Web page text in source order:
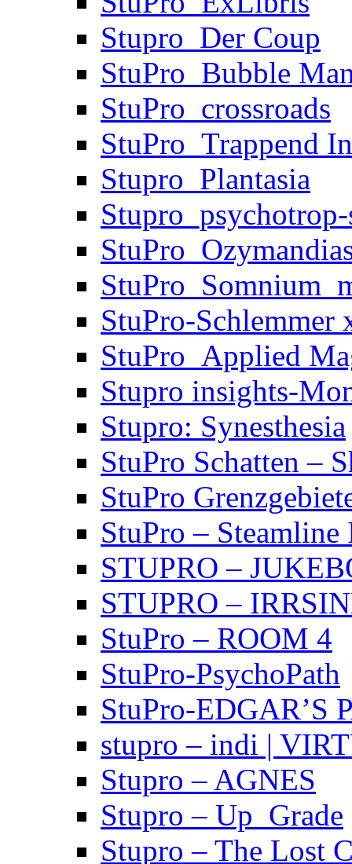
Stupro_Der Coup
StuPro_Bubble
StuPro_crossroads
StuPro_Trappend
Stupro_Plantasia
StuPro-Schlemmer
StuPro_Applied
Stupro insights-
Stupro: Synesthesia
StuPro Schatten –
StuPro
StuPro – Steamline
STUPRO –
STUPRO –
StuPro – ROOM 4
StuPro-PsychoPath
StuPro-EDGAR’S
stupro – indi |
Stupro – AGNES
Stupro – Up_Grade
Stupro – The Lost